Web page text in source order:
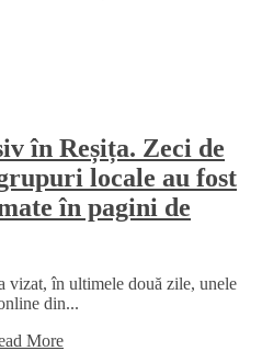
în Reșița. Zeci de
locale au fost
în pagini de
vizat, în ultimele două zile, unele
din...
More